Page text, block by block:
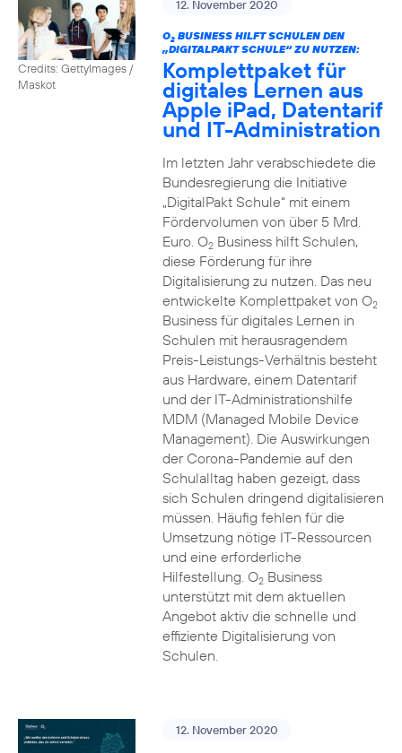
Credits: GettyImages /
Maskot
12. November 2020
O2BUSINESS HILFT SCHULEN DEN
„DIGITALPAKT SCHULE“ ZU NUTZEN:
Komplettpaket für
digitales Lernen aus
Apple iPad, Datentarif
und IT-Administration
Im letzten Jahr verabschiedete die
Bundesregierung die Initiative
„DigitalPakt Schule“ mit einem
Fördervolumen von über 5 Mrd.
Euro. O2Business hilft Schulen,
diese Förderung für ihre
Digitalisierung zu nutzen. Das neu
entwickelte Komplettpaket von O2
Business für digitales Lernen in
Schulen mit herausragendem
Preis-Leistungs-Verhältnis besteht
aus Hardware, einem Datentarif
und der IT-Administrationshilfe
MDM (Managed Mobile Device
Management). Die Auswirkungen
der Corona-Pandemie auf den
Schulalltag haben gezeigt, dass
sich Schulen dringend digitalisieren
müssen. Häufig fehlen für die
Umsetzung nötige IT-Ressourcen
und eine erforderliche
Hilfestellung. O2Business
unterstützt mit dem aktuellen
Angebot aktiv die schnelle und
effiziente Digitalisierung von
Schulen.
12. November 2020